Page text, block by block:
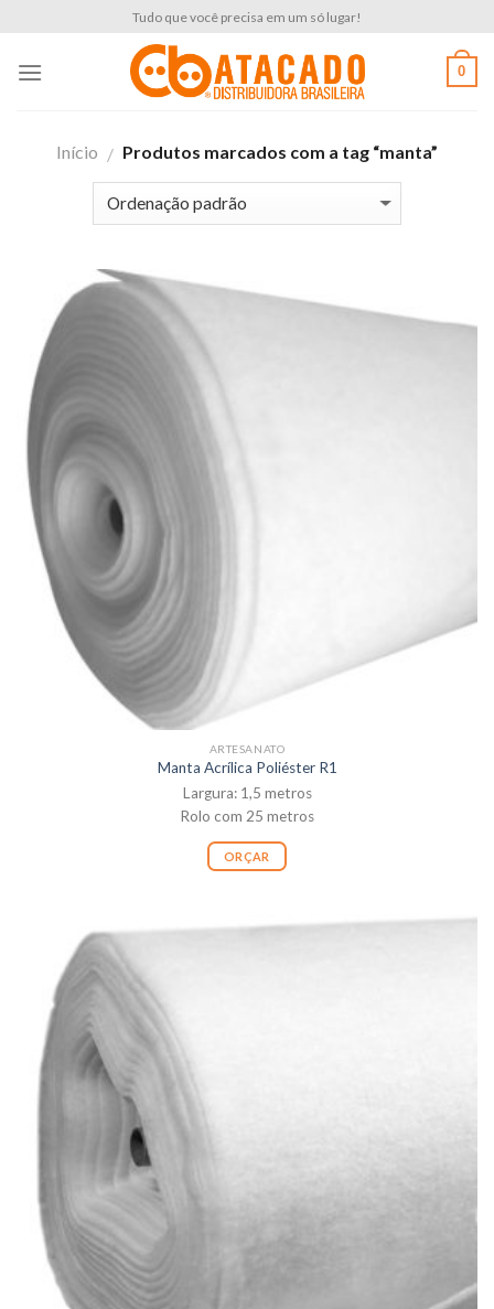
content
Tudo que você precisa em um só lugar!
0
Início / Produtos marcados com a tag “manta”
ARTESANATO
Manta Acrílica Poliéster R1
Largura: 1,5 metros
Rolo com 25 metros
ORÇAR